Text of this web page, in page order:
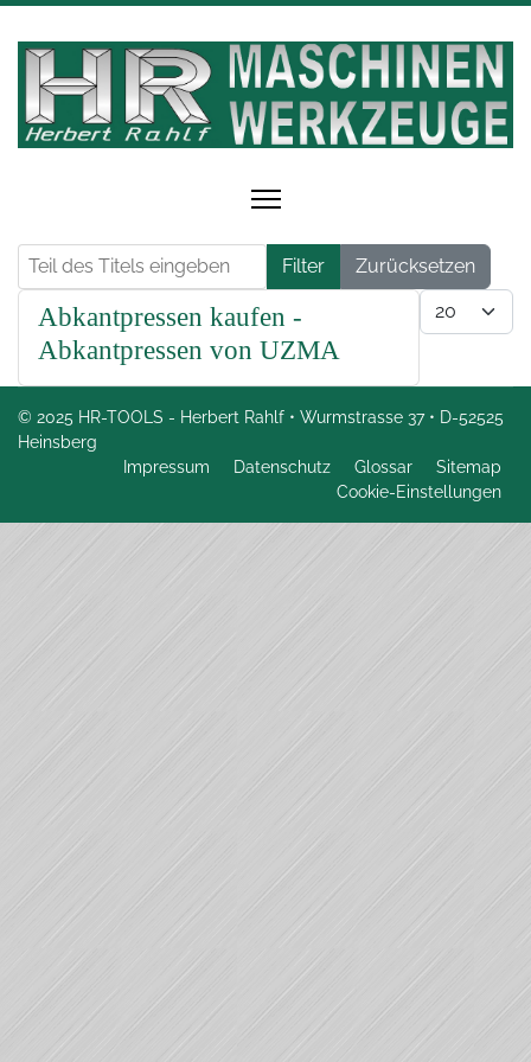
Teil des Titels eingeben Filter
Zurücksetzen
Anzeige #
Abkantpressen kaufen -
Abkantpressen von UZMA
© 2025 HR-TOOLS - Herbert Rahlf • Wurmstrasse 37 • D-52525
Heinsberg
Impressum
Datenschutz Glossar
Sitemap
Cookie-Einstellungen